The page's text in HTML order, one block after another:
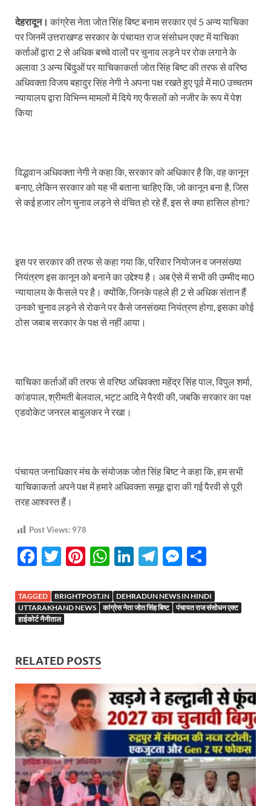
देहरादून। कांग्रेस नेता जोत सिंह बिष्ट बनाम सरकार एवं 5 अन्य याचिका
पर जिनमें उत्तराखण्ड सरकार के पंचायत राज संसोधन एक्ट में याचिका
कर्ताओं द्वारा 2 से अधिक बच्चे वालों पर चुनाव लड़ने पर रोक लगाने के
अलावा 3 अन्य बिंदुओं पर याचिकाकर्ता जोत सिंह बिष्ट की तरफ से वरिष्ठ
अधिवक्ता विजय बहादुर सिंह नेगी ने अपना पक्ष रखते हुए पूर्व में मा0 उच्चतम
न्यायालय द्वारा विभिन्न मामलों में दिये गए फैसलों को नजीर के रूप में पेश
किया
विद्धवान अधिवक्ता नेगी ने कहा कि, सरकार को अधिकार है कि, वह कानून
बनाए, लेकिन सरकार को यह भी बताना चाहिए कि, जो कानून बना है, जिस
से कई हजार लोग चुनाव लड़ने से वंचित हो रहे हैं, इस से क्या हासिल होगा?
इस पर सरकार की तरफ से कहा गया कि, परिवार नियोजन व जनसंख्या
नियंत्रण इस कानून को बनाने का उद्देश्य है। अब ऐसे में सभी की उम्मीद मा0
न्यायालय के फैसले पर है। क्योंकि, जिनके पहले ही 2 से अधिक संतान हैं
उनको चुनाव लड़ने से रोकने पर कैसे जनसंख्या नियंत्रण होगा, इसका कोई
ठोस जबाब सरकार के पक्ष से नहीं आया।
याचिका कर्ताओं की तरफ से वरिष्ठ अधिवक्ता महेंद्र सिंह पाल, विपुल शर्मा,
कांडपाल, श्रीमती बेलवाल, भट्ट आदि ने पैरवी की, जबकि सरकार का पक्ष
एडवोकेट जनरल बाबुलकर ने रखा।
पंचायत जनाधिकार मंच के संयोजक जोत सिंह बिष्ट ने कहा कि, हम सभी
याचिकाकर्ता अपने पक्ष में हमारे अधिवक्ता समूह द्वारा की गई पैरवी से पूरी
तरह आश्वस्त हैं।
Post Views: 978
F
e
b
o
k
T
itt
er
Pi
er
es
W
at
s
Li
k
e
T
e
gr
M
se
n
ar
e
TAGGED BRIGHTPOST.IN
DEHRADUN NEWS IN HINDI
UTTARAKHAND NEWS
कांग्रेस नेता जोत सिंह बिष्ट
पंचायत राज संसोधन एक्ट
हाईकोर्ट नैनीताल
RELATED POSTS